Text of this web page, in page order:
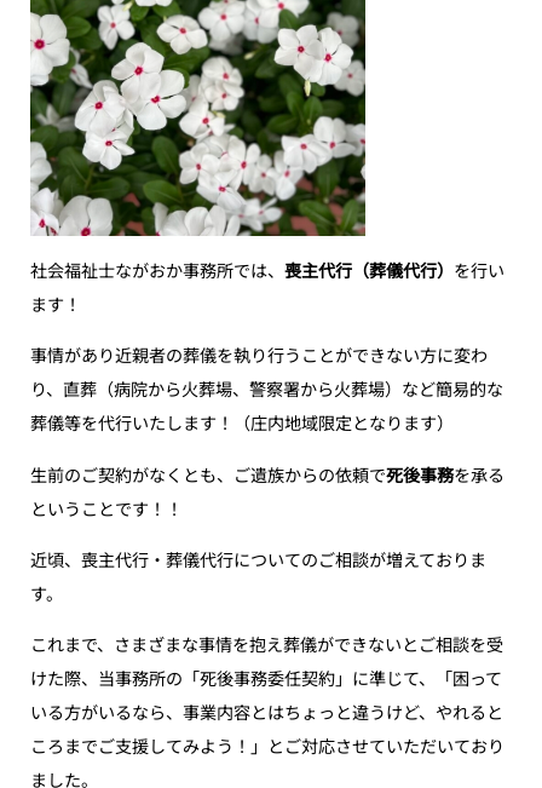
社会福祉士ながおか事務所では、喪主代行（葬儀代行） を行い
ます！
事情があり近親者の葬儀を執り行うことができない方に変わ
り、直葬（病院から火葬場、警察署から火葬場）など簡易的な
葬儀等を代行いたします！（庄内地域限定となります）
生前のご契約がなくとも、ご遺族からの依頼で死後事務を承る
ということです！！
近頃、喪主代行・葬儀代行についてのご相談が増えておりま
す。
これまで、さまざまな事情を抱え葬儀ができないとご相談を受
けた際、当事務所の「死後事務委任契約」に準じて、「困って
いる方がいるなら、事業内容とはちょっと違うけど、やれると
ころまでご支援してみよう！」とご対応させていただいており
ました。